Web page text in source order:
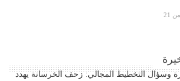
وسؤال التخطيط المجالي: زحف الخرسانة يهدد